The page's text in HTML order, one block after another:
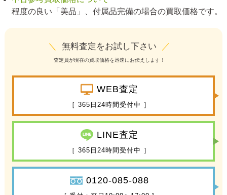
程度の良い「美品」、付属品完備の場合の買取価格です。
＼ 無料査定をお試し下さい ／
査定員が現在の買取価格を迅速にお伝えします！
WEB査定
［ 365日24時間受付中 ］
LINE査定
［ 365日24時間受付中 ］
0120-085-088